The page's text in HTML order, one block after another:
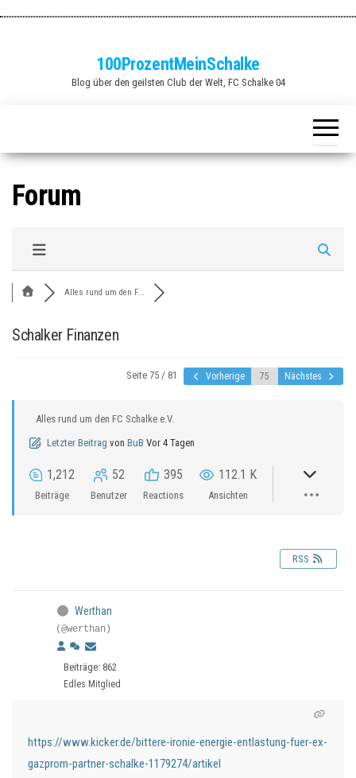
100ProzentMeinSchalke
Blog über den geilsten Club der Welt, FC Schalke 04
Forum
Alles rund um den F...
Schalker Finanzen
Seite 75 / 81 Vorherige Nächstes
Alles rund um den FC Schalke e.V.
Letzter Beitrag von BuB Vor 4 Tagen
1,212
Beiträge
52
Benutzer
395
Reactions
112.1 K
Ansichten
RSS
Werthan
(@werthan)
Beiträge: 862
Edles Mitglied
https://www.kicker.de/bittere-ironie-energie-entlastung-fuer-ex-
gazprom-partner-schalke-1179274/artikel